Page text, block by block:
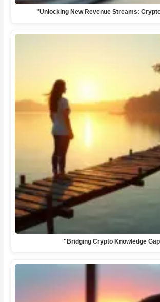
"Unlocking New Revenue Streams:
"Bridging Crypto Knowledge